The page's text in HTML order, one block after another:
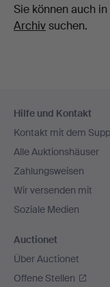
Sie können auch in
Archivsuchen.
Navigation
Hilfe und Kontakt
Kontakt mit dem
Alle Auktionshäuser
Zahlungsweisen
Wir versenden mit
Soziale Medien
Auctionet
Über Auctionet
Offene Stellen